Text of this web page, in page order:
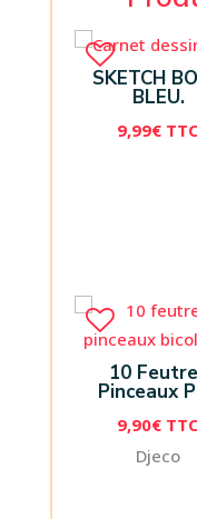
SKETCH
BLEU.
9,99€
10
Pinceaux
9,90€
Djeco